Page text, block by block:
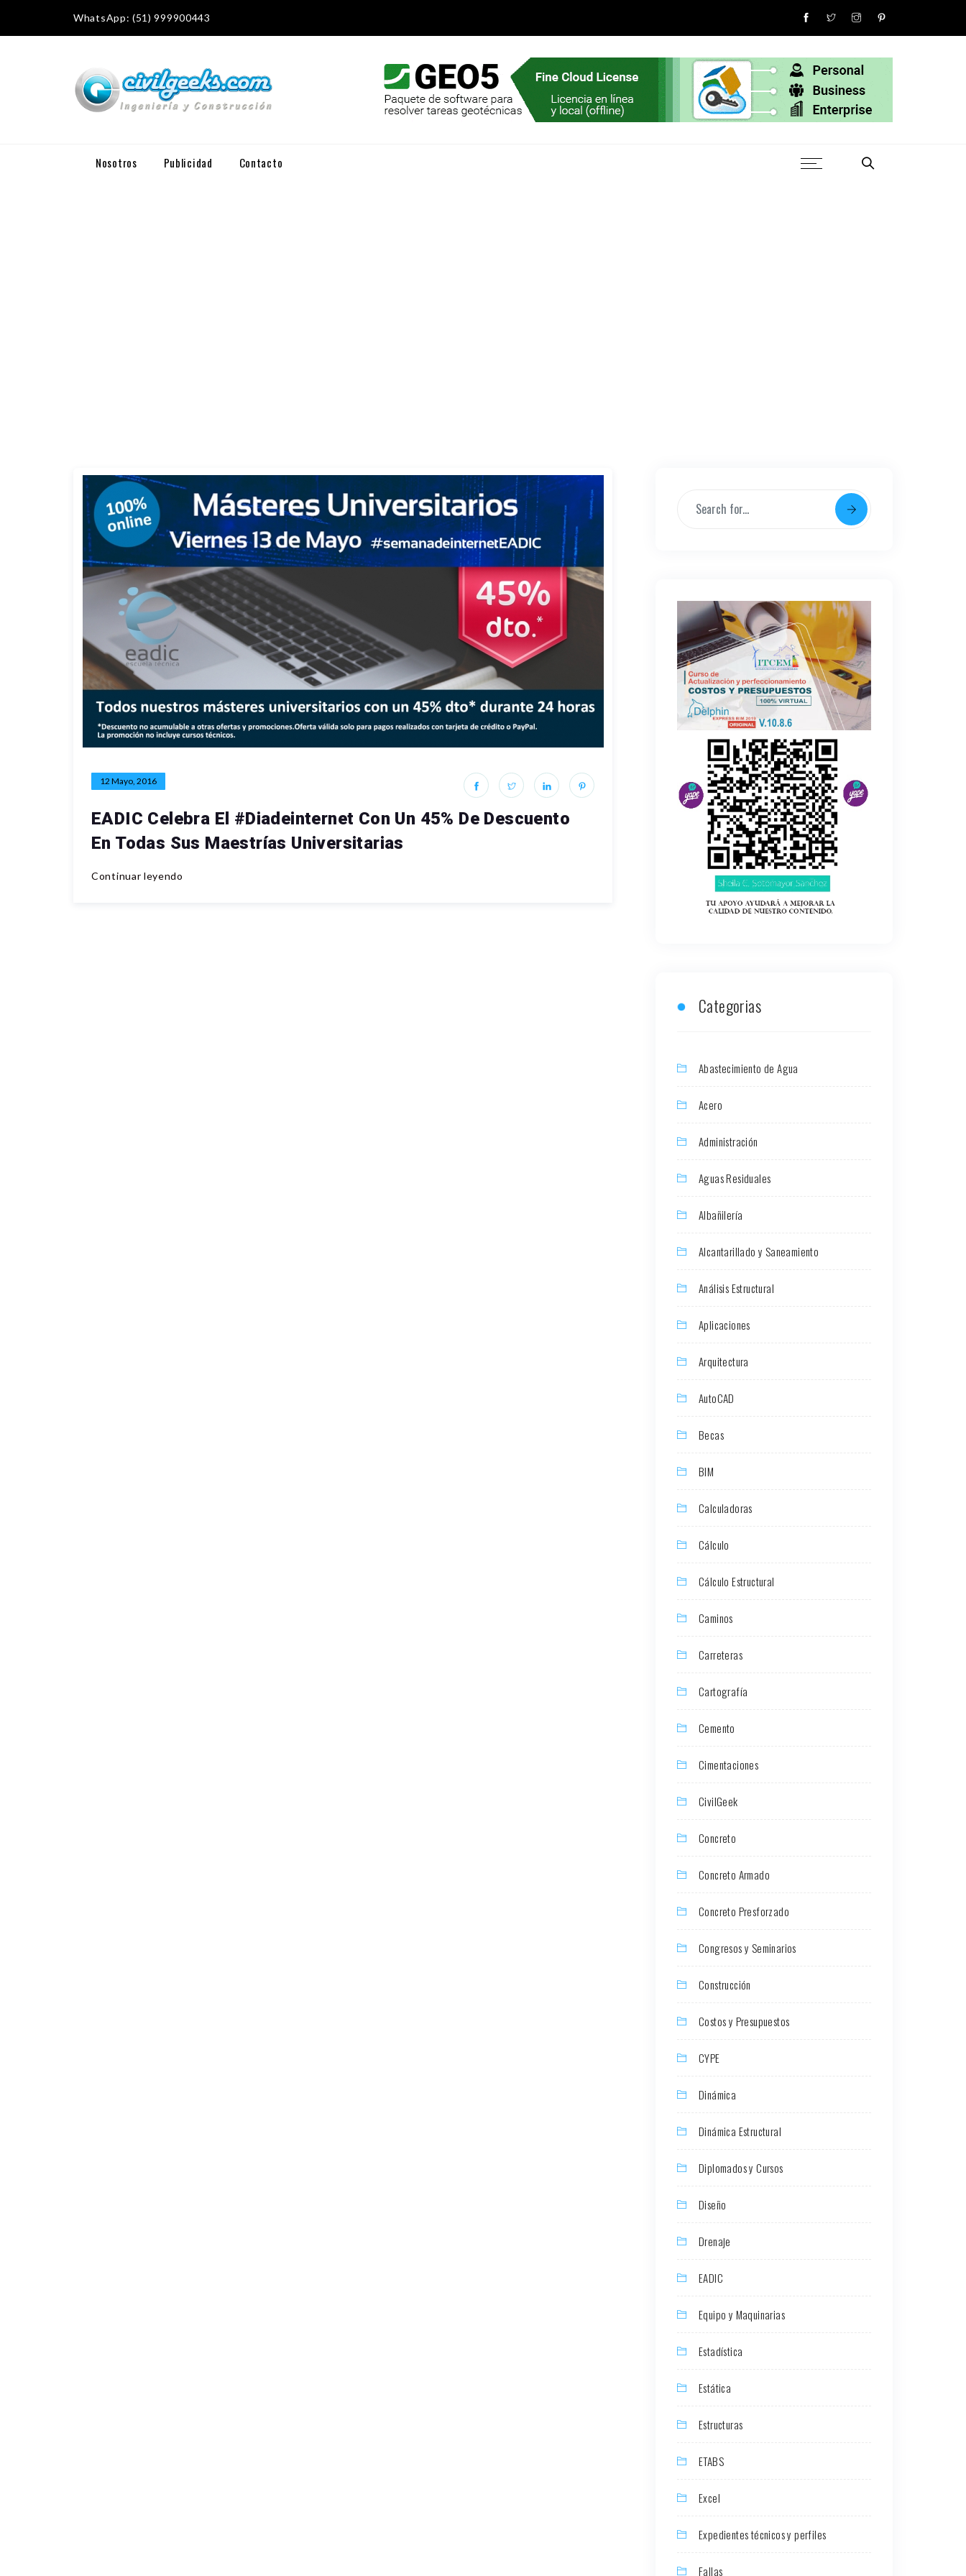
WhatsApp: (51) 999900443
Nosotros Publicidad Contacto
12 Mayo, 2016
EADIC Celebra El #diadeinternet Con Un 45% De Descuento
En Todas Sus Maestrías Universitarias
Continuar leyendo
Categorias
Abastecimiento de Agua
Acero
Administración
Aguas Residuales
Albañilería
Alcantarillado y Saneamiento
Análisis Estructural
Aplicaciones
Arquitectura
AutoCAD
Becas
BIM
Calculadoras
Cálculo
Cálculo Estructural
Caminos
Carreteras
Cartografía
Cemento
Cimentaciones
CivilGeek
Concreto
Concreto Armado
Concreto Presforzado
Congresos y Seminarios
Construcción
Costos y Presupuestos
CYPE
Dinámica
Dinámica Estructural
Diplomados y Cursos
Diseño
Drenaje
EADIC
Equipo y Maquinarias
Estadística
Estática
Estructuras
ETABS
Excel
Expedientes técnicos y perfiles
Fallas